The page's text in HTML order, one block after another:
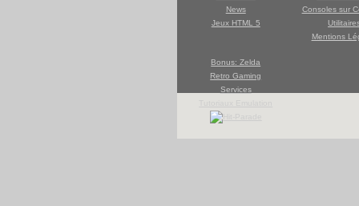
News
Jeux HTML 5
Consoles sur
Mentions
Bonus: Zelda
Retro Gaming
Services